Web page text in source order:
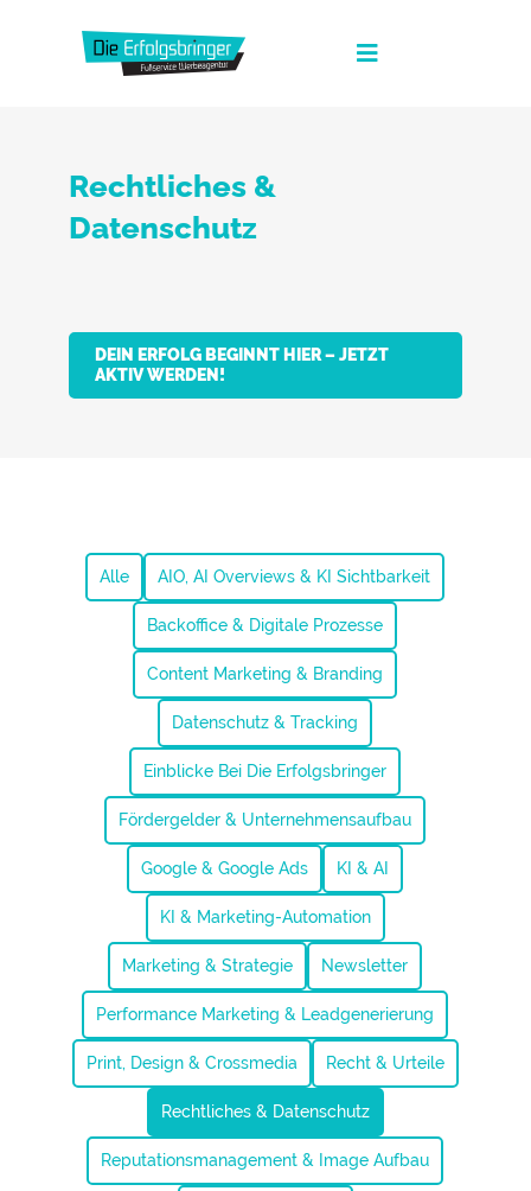
Toggle
Leistungen
News
Werbeagentur Jobs
Rechtliches &
Datenschutz
DEIN ERFOLG BEGINNT HIER – JETZT
AKTIV WERDEN!
AIO, AI Overviews & KI Sichtbarkeit
Alle
Backoffice & Digitale Prozesse
Content Marketing & Branding
Datenschutz & Tracking
Einblicke Bei Die Erfolgsbringer
Fördergelder & Unternehmensaufbau
Google & Google Ads KI & AI
KI & Marketing-Automation
Marketing & Strategie Newsletter
Performance Marketing & Leadgenerierung
Print, Design & Crossmedia Recht & Urteile
Rechtliches & Datenschutz
Reputationsmanagement & Image Aufbau